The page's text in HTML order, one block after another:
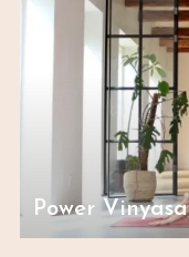
Power Vinyasa